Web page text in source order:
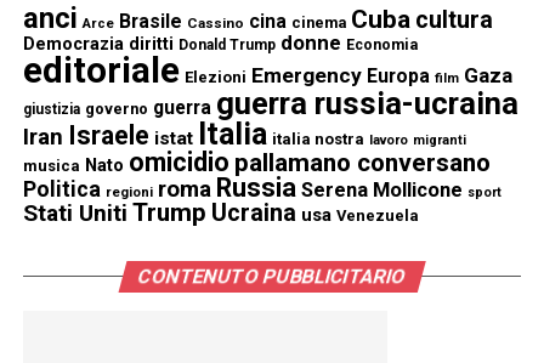
anci Arce Brasile Cassino cina cinema Cuba cultura
Democrazia diritti Donald Trump donne Economia
editoriale Elezioni Emergency Europa film Gaza
giustizia governo guerra guerra russia-ucraina
Iran Israele istat Italia italia nostra lavoro migranti
musica Nato omicidio pallamano conversano
Politica regioni roma Russia Serena Mollicone sport
Stati Uniti Trump Ucraina usa Venezuela
CONTENUTO PUBBLICITARIO